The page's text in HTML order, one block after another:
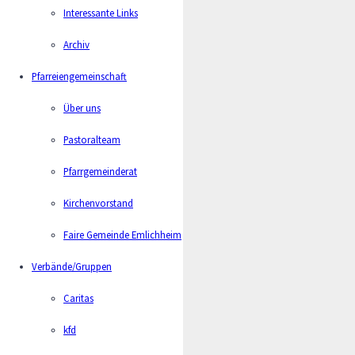
Interessante Links
Archiv
Pfarreiengemeinschaft
Über uns
Pastoralteam
Pfarrgemeinderat
Kirchenvorstand
Faire Gemeinde Emlichheim
Verbände/Gruppen
Caritas
kfd